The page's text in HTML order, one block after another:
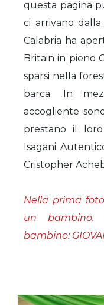
questa pagina
ci arrivano
Calabria ha
Britain in pieno
sparsi nella
barca. In
accogliente
prestano il
Isagani
Cristopher
Nella prima
un bambino.
bambino: